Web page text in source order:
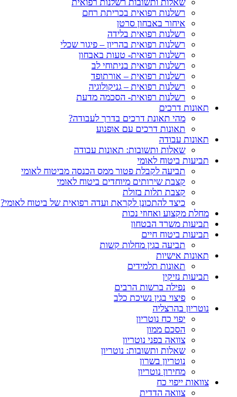
שאלות ותשובות רשלנות רפואית
רשלנות רפואית בכריתת רחם
איחור באבחון סרטן
רשלנות רפואית בלידה
רשלנות רפואית בהריון – פיגור שכלי
רשלנות רפואית- טעות באבחון
רשלנות רפואית בניתוחי לב
רשלנות רפואית – אורתופד
רשלנות רפואית – גניקולוגיה
רשלנות רפואית- הסכמה מדעת
תאונות דרכים
מהי תאונת דרכים בדרך לעבודה?
תאונות דרכים עם אופנוע
תאונות עבודה
שאלות ותשובות: תאונות עבודה
תביעות ביטוח לאומי
תביעה לקבלת פטור ממס הכנסה מביטוח לאומי
קצבת שירותים מיוחדים ביטוח לאומי
קצבת תלות בזולת
כיצד להתכונן לקראת ועדה רפואית של ביטוח לאומי?
מחלת מקצוע ואחוזי נכות
תביעות משרד הבטחון
תביעות ביטוח חיים
תביעה בגין מחלות קשות
תאונות אישיות
תאונות תלמידים
תביעות נזיקין
נפילה ברשות הרבים
פיצוי בגין נשיכת כלב
נוטריון בהרצליה
יפוי כח נוטריון
הסכם ממון
צוואה בפני נוטריון
שאלות ותשובות: נוטריון
נוטריון בשרון
מחירון נוטריון
צוואות ייפוי כח
צוואה הדדית